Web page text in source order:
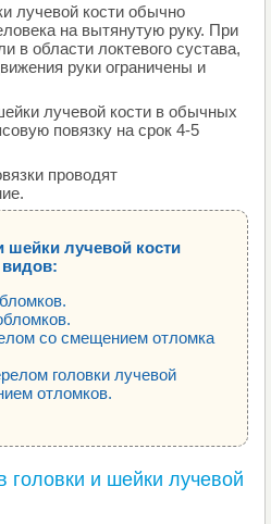
лучевой кости обычно
на вытянутую руку. При
в области локтевого сустава,
руки ограничены и
лучевой кости в обычных
повязку на срок 4-5
проводят
лучевой кости
со смещением отломка
головки лучевой
отломков.
и шейки лучевой